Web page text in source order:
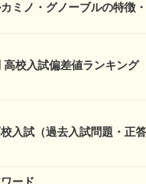
ミノ・グノーブルの特徴
高校入試偏差値ランキング
入試（過去入試問題・正答